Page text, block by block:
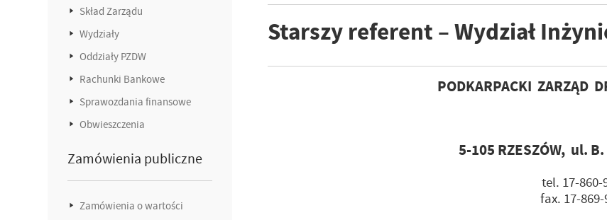
Skład Zarządu
Wydziały
Oddziały PZDW
Rachunki Bankowe
Sprawozdania finansowe
Obwieszczenia
Zamówienia publiczne
Zamówienia o wartości
Starszy referent – Wydział
PODKARPACKI ZARZĄD
5-105 RZESZÓW, ul.
tel. 17-860-
fax. 17-